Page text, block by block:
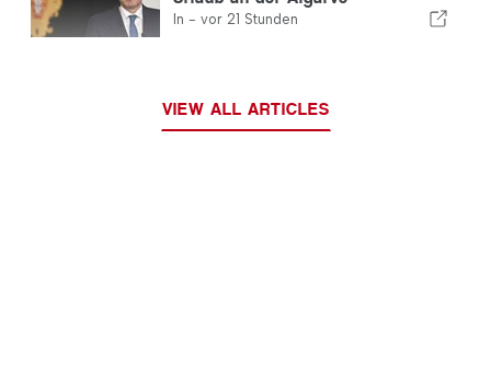
In - vor 21 Stunden
VIEW ALL ARTICLES